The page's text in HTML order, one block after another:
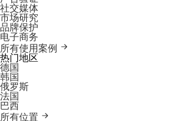
社交媒体
市场研究
品牌保护
电子商务
所有使用案例
热门地区
德国
韩国
俄罗斯
法国
巴西
所有位置